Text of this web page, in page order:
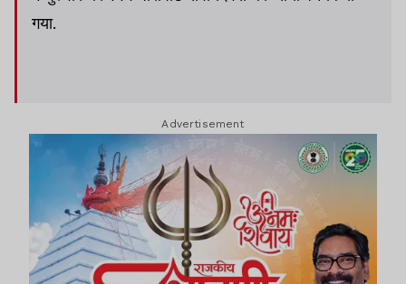
गया.
Advertisement